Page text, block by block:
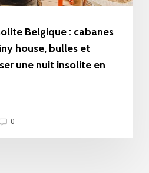
Belgique : cabanes
house, bulles et
une nuit insolite en
0